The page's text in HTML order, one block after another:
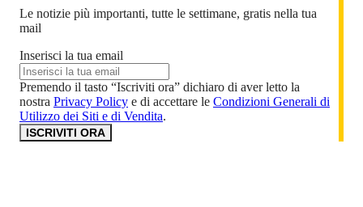
Le notizie più importanti, tutte le settimane, gratis nella tua
mail
Inserisci la tua email
Premendo il tasto “Iscriviti ora” dichiaro di aver letto la
nostra Privacy Policy e di accettare le Condizioni Generali di
Utilizzo dei Siti e di Vendita.
ISCRIVITI ORA